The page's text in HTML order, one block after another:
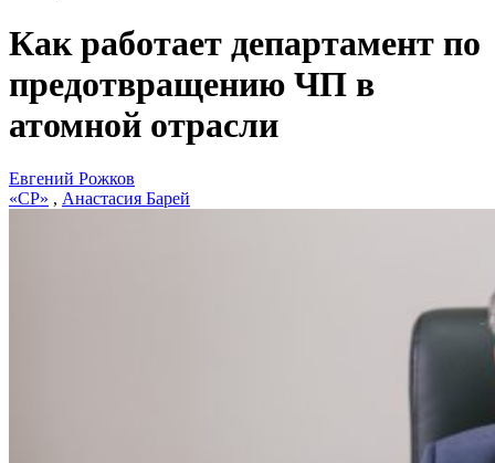
Как работает департамент по
предотвращению ЧП в
атомной отрасли
Евгений Рожков
«СР» , Анастасия Барей